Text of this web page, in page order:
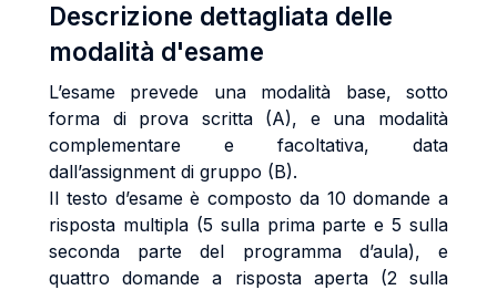
Descrizione dettagliata delle
modalità d'esame
L’esame prevede una modalità base, sotto
forma di prova scritta (A), e una modalità
complementare e facoltativa, data
dall’assignment di gruppo (B).
Il testo d’esame è composto da 10 domande a
risposta multipla (5 sulla prima parte e 5 sulla
seconda parte del programma d’aula), e
quattro domande a risposta aperta (2 sulla